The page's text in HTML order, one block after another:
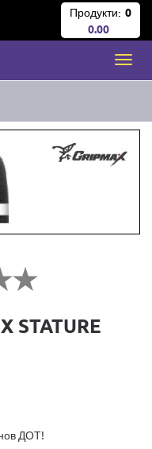
Продукти: 0
0.00
STATURE
ДОТ!